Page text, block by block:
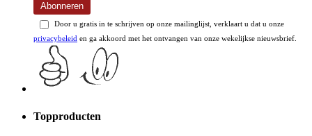
Abonneren
Door u gratis in te schrijven op onze mailinglijst, verklaart u dat u onze
privacybeleid en ga akkoord met het ontvangen van onze wekelijkse nieuwsbrief.
Topproducten